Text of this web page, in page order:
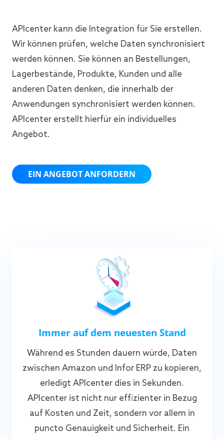
APIcenter kann die Integration für Sie erstellen.
Wir können prüfen, welche Daten synchronisiert
werden können. Sie können an Bestellungen,
Lagerbestände, Produkte, Kunden und alle
anderen Daten denken, die innerhalb der
Anwendungen synchronisiert werden können.
APIcenter erstellt hierfür ein individuelles
Angebot.
EIN ANGEBOT ANFORDERN
Immer auf dem neuesten Stand
Während es Stunden dauern würde, Daten
zwischen Amazon und Infor ERP zu kopieren,
erledigt APIcenter dies in Sekunden.
APIcenter ist nicht nur effizienter in Bezug
auf Kosten und Zeit, sondern vor allem in
puncto Genauigkeit und Sicherheit. Ein